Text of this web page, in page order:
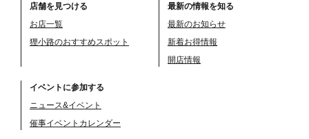
店舗を見つける
お店一覧
狸小路のおすすめスポット
最新の情報を知る
最新のお知らせ
新着お得情報
開店情報
イベントに参加する
ニュース&イベント
催事イベントカレンダー